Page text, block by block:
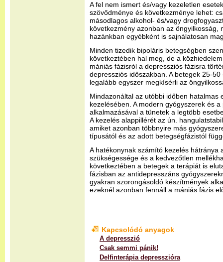
A fel nem ismert és/vagy kezeletlen
szövődménye és következménye lehet:
másodlagos alkohol- és/vagy
következmény azonban az öngyilkosság,
hazánkban egyébként is sajnálatosan
Minden tizedik bipoláris betegségben
következtében hal meg, de a
mániás fázisról a depressziós fázisra
depressziós időszakban. A betegek 25-
legalább egyszer megkísérli az
Mindazonáltal az utóbbi időben hatalmas
kezelésében. A modern gyógyszerek és
alkalmazásával a tünetek a legtöbb
A kezelés alappillérét az ún.
amiket azonban többnyire más
típusától és az adott betegségfázistól
A hatékonynak számító kezelés hátránya
szükségessége és a kedvezőtlen
következtében a betegek a terápiát is
fázisban az antidepresszáns
gyakran szorongásoldó készítmények
ezeknél azonban fennáll a mániás fázis
Kapcsolódó anyagok
A depresszió
Csak semmi pánik!
Delfinterápia depresszióra